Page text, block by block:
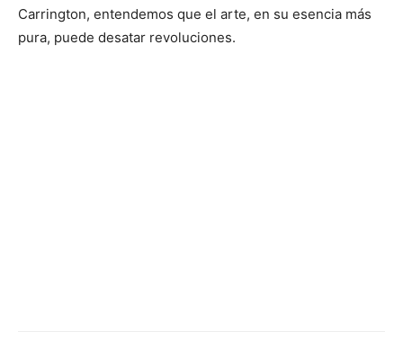
Carrington, entendemos que el arte, en su esencia más
pura, puede desatar revoluciones.